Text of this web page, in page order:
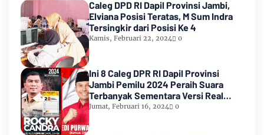
Caleg DPD RI Dapil Provinsi Jambi,
Elviana Posisi Teratas, M Sum Indra
Tersingkir dari Posisi Ke 4
Kamis, Februari 22, 2024 0
Ini 8 Caleg DPR RI Dapil Provinsi
Jambi Pemilu 2024 Peraih Suara
Terbanyak Sementara Versi Real
Count KPU RI
Jumat, Februari 16, 2024 0